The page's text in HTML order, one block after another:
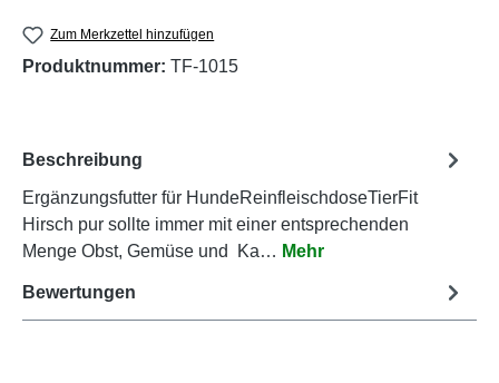
Zum Merkzettel hinzufügen
Produktnummer: TF-1015
Beschreibung
Ergänzungsfutter für HundeReinfleischdoseTierFit
Hirsch pur sollte immer mit einer entsprechenden
Menge Obst, Gemüse und Ka… Mehr
Bewertungen